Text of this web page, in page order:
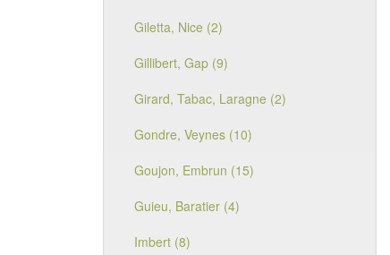
Giletta, Nice (2)
Gillibert, Gap (9)
Girard, Tabac, Laragne (2)
Gondre, Veynes (10)
Goujon, Embrun (15)
Guieu, Baratier (4)
Imbert (8)